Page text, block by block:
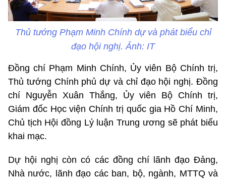
Thủ tướng Phạm Minh Chính dự và phát biểu chỉ
đạo hội nghị. Ảnh: IT
Đồng chí Phạm Minh Chính, Ủy viên Bộ Chính trị,
Thủ tướng Chính phủ dự và chỉ đạo hội nghị. Đồng
chí Nguyễn Xuân Thắng, Ủy viên Bộ Chính trị,
Giám đốc Học viện Chính trị quốc gia Hồ Chí Minh,
Chủ tịch Hội đồng Lý luận Trung ương sẽ phát biểu
khai mạc.
Dự hội nghị còn có các đồng chí lãnh đạo Đảng,
Nhà nước, lãnh đạo các ban, bộ, ngành, MTTQ và